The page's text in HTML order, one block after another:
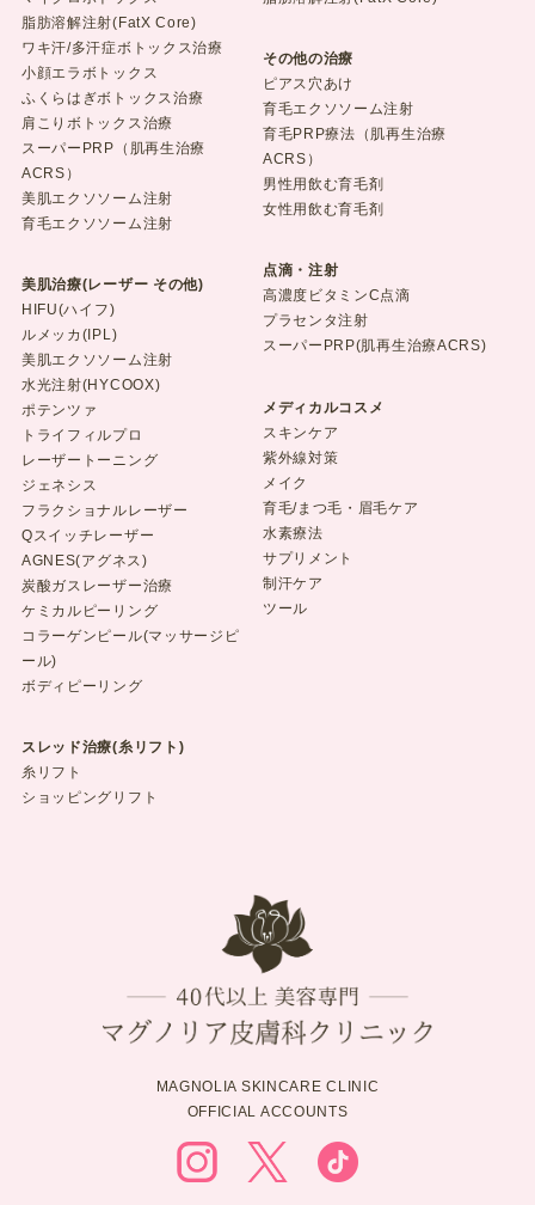
脂肪溶解注射(FatX Core)
ワキ汗/多汗症ボトックス治療
小顔エラボトックス
ふくらはぎボトックス治療
肩こりボトックス治療
スーパーPRP（肌再生治療
ACRS）
美肌エクソソーム注射
育毛エクソソーム注射
美肌治療(レーザー その他)
HIFU(ハイフ)
ルメッカ(IPL)
美肌エクソソーム注射
水光注射(HYCOOX)
ポテンツァ
トライフィルプロ
レーザートーニング
ジェネシス
フラクショナルレーザー
Qスイッチレーザー
AGNES(アグネス)
炭酸ガスレーザー治療
ケミカルピーリング
コラーゲンピール(マッサージピ
ール)
ボディピーリング
スレッド治療(糸リフト)
糸リフト
ショッピングリフト
その他の治療
ピアス穴あけ
育毛エクソソーム注射
育毛PRP療法（肌再生治療
ACRS）
男性用飲む育毛剤
女性用飲む育毛剤
点滴・注射
高濃度ビタミンC点滴
プラセンタ注射
スーパーPRP(肌再生治療ACRS)
メディカルコスメ
スキンケア
紫外線対策
メイク
育毛/まつ毛・眉毛ケア
水素療法
サプリメント
制汗ケア
ツール
MAGNOLIA SKINCARE CLINIC
OFFICIAL ACCOUNTS